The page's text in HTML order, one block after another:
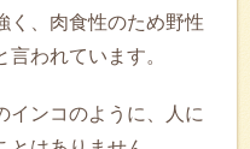
く、肉食性のため野性
われています。
インコのように、人に